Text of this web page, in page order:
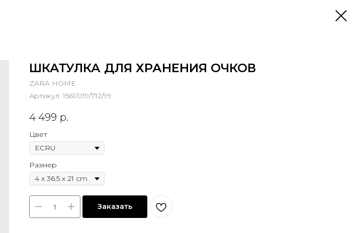
ШКАТУЛКА ДЛЯ ХРАНЕНИЯ ОЧКОВ
ZARA HOME
Артикул: 1561/019/712/99
4 499 р.
Цвет
Размер
Заказать